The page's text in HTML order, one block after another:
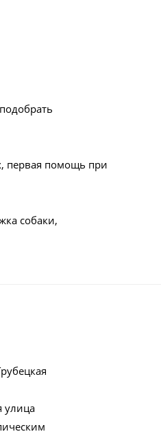
первая помощь при
собаки,
улица